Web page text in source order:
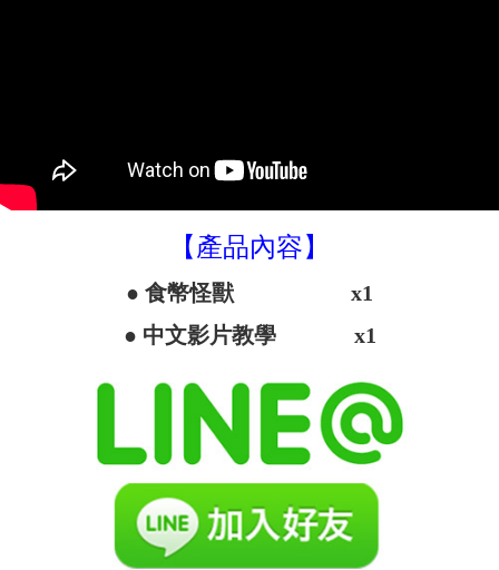
【產品內容】
● 食幣怪獸 x1
● 中文影片教學 x1